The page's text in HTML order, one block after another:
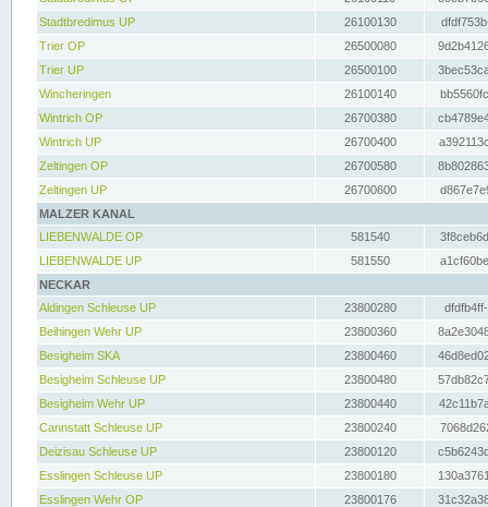
Stadtbredimus UP
26100130
Trier OP
26500080
Trier UP
26500100
Wincheringen
26100140
Wintrich OP
26700380
Wintrich UP
26700400
Zeltingen OP
26700580
Zeltingen UP
26700600
MALZER KANAL
LIEBENWALDE OP
581540
LIEBENWALDE UP
581550
NECKAR
Aldingen Schleuse UP
23800280
Beihingen Wehr UP
23800360
Besigheim SKA
23800460
Besigheim Schleuse UP
23800480
Besigheim Wehr UP
23800440
Cannstatt Schleuse UP
23800240
Deizisau Schleuse UP
23800120
Esslingen Schleuse UP
23800180
Esslingen Wehr OP
23800176